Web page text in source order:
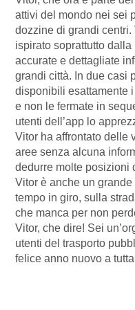
attivi del mondo nei sei
dozzine di grandi centri.
ispirato soprattutto
accurate e dettagliate
grandi città. In due casi
disponibili esattamente
e non le fermate in
utenti dell’app lo
Vitor ha affrontato delle
aree senza alcuna
dedurre molte posizioni
Vitor è anche un
tempo in giro, sulla
che manca per non
Vitor, che dire! Sei
utenti del trasporto
felice anno nuovo a